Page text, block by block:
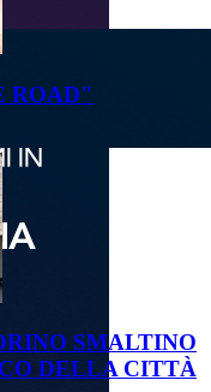
ROAD"
SMALTINO
DELLA CITTÀ